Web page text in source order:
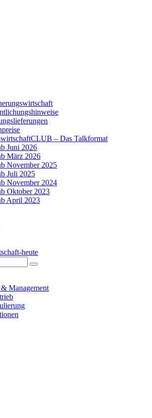
– Das Talkformat
Juni 2026
März 2026
November 2025
Juli 2025
November 2024
Oktober 2023
April 2023
heute
Management